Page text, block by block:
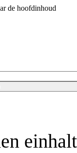
de hoofdinhoud